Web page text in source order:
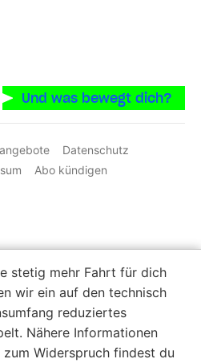
GooglePlay
Und was bewegt dich?
Datenschutz
Abo kündigen
stetig mehr Fahrt für dich
wir ein auf den technisch
reduziertes
Nähere Informationen
Widerspruch findest du